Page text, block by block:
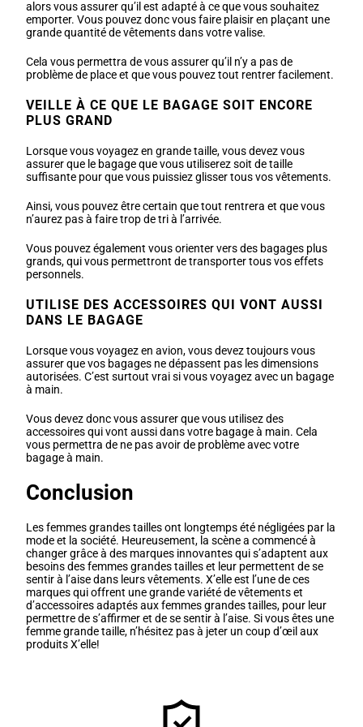
alors vous assurer qu’il est adapté à ce que vous souhaitez
emporter. Vous pouvez donc vous faire plaisir en plaçant une
grande quantité de vêtements dans votre valise.
Cela vous permettra de vous assurer qu’il n’y a pas de
problème de place et que vous pouvez tout rentrer facilement.
VEILLE À CE QUE LE BAGAGE SOIT ENCORE
PLUS GRAND
Lorsque vous voyagez en grande taille, vous devez vous
assurer que le bagage que vous utiliserez soit de taille
suffisante pour que vous puissiez glisser tous vos vêtements.
Ainsi, vous pouvez être certain que tout rentrera et que vous
n’aurez pas à faire trop de tri à l’arrivée.
Vous pouvez également vous orienter vers des bagages plus
grands, qui vous permettront de transporter tous vos effets
personnels.
UTILISE DES ACCESSOIRES QUI VONT AUSSI
DANS LE BAGAGE
Lorsque vous voyagez en avion, vous devez toujours vous
assurer que vos bagages ne dépassent pas les dimensions
autorisées. C’est surtout vrai si vous voyagez avec un bagage
à main.
Vous devez donc vous assurer que vous utilisez des
accessoires qui vont aussi dans votre bagage à main. Cela
vous permettra de ne pas avoir de problème avec votre
bagage à main.
Conclusion
Les femmes grandes tailles ont longtemps été négligées par la
mode et la société. Heureusement, la scène a commencé à
changer grâce à des marques innovantes qui s’adaptent aux
besoins des femmes grandes tailles et leur permettent de se
sentir à l’aise dans leurs vêtements. X’elle est l’une de ces
marques qui offrent une grande variété de vêtements et
d’accessoires adaptés aux femmes grandes tailles, pour leur
permettre de s’affirmer et de se sentir à l’aise. Si vous êtes une
femme grande taille, n’hésitez pas à jeter un coup d’œil aux
produits X’elle!